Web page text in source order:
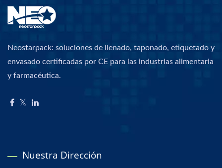
Neostarpack: soluciones de llenado, taponado, etiquetado y
envasado certificadas por CE para las industrias alimentaria
y farmacéutica.
Nuestra Dirección